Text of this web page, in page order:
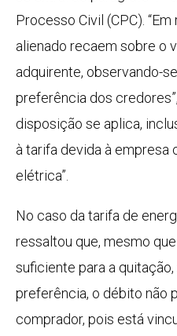
Processo Civil (CPC).
alienado recaem sobre o
adquirente, observando-
preferência dos
disposição se aplica,
à tarifa devida à empresa
elétrica”.
No caso da tarifa de
ressaltou que, mesmo
suficiente para a
preferência, o débito não
comprador, pois está